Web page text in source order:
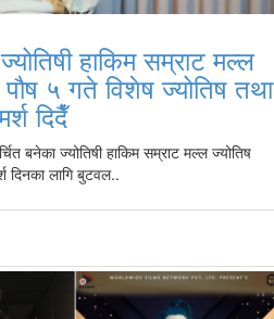
हाकिम सम्राट मल्ल
५ गते विशेष ज्योतिष तथा
दिदैँ
बनेका ज्योतिषी हाकिम सम्राट मल्ल ज्योतिष
दिनका लागि बुटवल..